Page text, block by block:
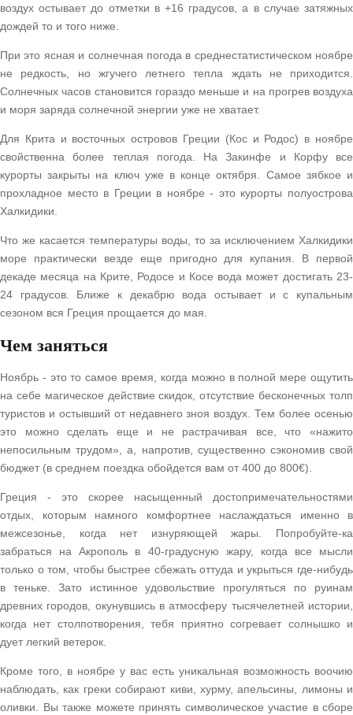
воздух остывает до отметки в +16 градусов, а в случае затяжных
дождей то и того ниже.
При это ясная и солнечная погода в среднестатистическом ноябре
не редкость, но жгучего летнего тепла ждать не приходится.
Солнечных часов становится гораздо меньше и на прогрев воздуха
и моря заряда солнечной энергии уже не хватает.
Для Крита и восточных островов Греции (Кос и Родос) в ноябре
свойственна более теплая погода. На Закинфе и Корфу все
курорты закрыты на ключ уже в конце октября. Самое зябкое и
прохладное место в Греции в ноябре - это курорты полуострова
Халкидики.
Что же касается температуры воды, то за исключением Халкидики
море практически везде еще пригодно для купания. В первой
декаде месяца на Крите, Родосе и Косе вода может достигать 23-
24 градусов. Ближе к декабрю вода остывает и с купальным
сезоном вся Греция прощается до мая.
Чем заняться
Ноябрь - это то самое время, когда можно в полной мере ощутить
на себе магическое действие скидок, отсутствие бесконечных толп
туристов и остывший от недавнего зноя воздух. Тем более осенью
это можно сделать еще и не растрачивая все, что «нажито
непосильным трудом», а, напротив, существенно сэкономив свой
бюджет (в среднем поездка обойдется вам от 400 до 800€).
Греция - это скорее насыщенный достопримечательностями
отдых, которым намного комфортнее наслаждаться именно в
межсезонье, когда нет изнуряющей жары. Попробуйте-ка
забраться на Акрополь в 40-градусную жару, когда все мысли
только о том, чтобы быстрее сбежать оттуда и укрыться где-нибудь
в теньке. Зато истинное удовольствие прогуляться по руинам
древних городов, окунувшись в атмосферу тысячелетней истории,
когда нет столпотворения, тебя приятно согревает солнышко и
дует легкий ветерок.
Кроме того, в ноябре у вас есть уникальная возможность воочию
наблюдать, как греки собирают киви, хурму, апельсины, лимоны и
оливки. Вы также можете принять символическое участие в сборе